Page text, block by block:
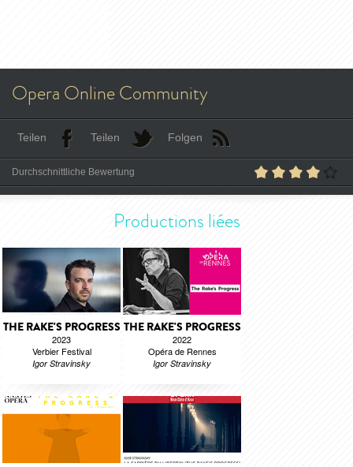
Opera Online Community
Teilen Teilen Folgen
Durchschnittliche Bewertung
Productions liées
THE RAKE'S PROGRESS
2023
Verbier Festival
Igor Stravinsky
THE RAKE'S PROGRESS
2022
Opéra de Rennes
Igor Stravinsky